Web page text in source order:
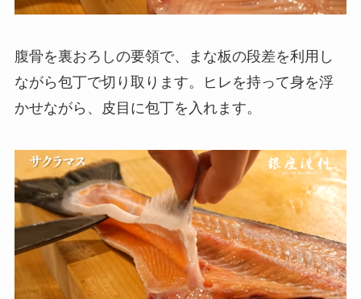
腹骨を裏おろしの要領で、まな板の段差を利用し
ながら包丁で切り取ります。ヒレを持って身を浮
かせながら、皮目に包丁を入れます。